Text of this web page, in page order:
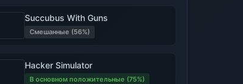
Succubus With Guns
Смешанные (56%)
Hacker Simulator
В основном положительные (75%)